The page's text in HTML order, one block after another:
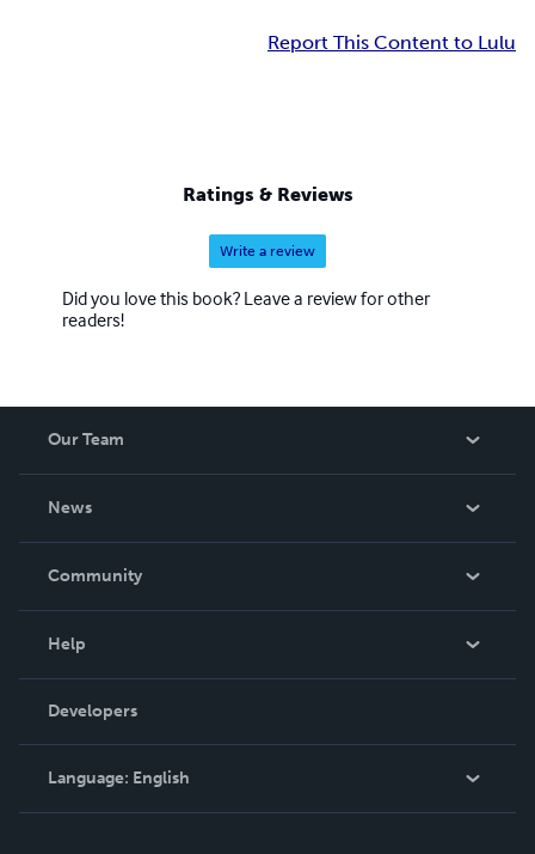
Report This Content to Lulu
Ratings & Reviews
Write a review
Did you love this book? Leave a review for other
readers!
Our Team
News
In The News
Community
Podcast
Help
Order Lookup
Knowledge Base
Contact Support
Developers
Language: English